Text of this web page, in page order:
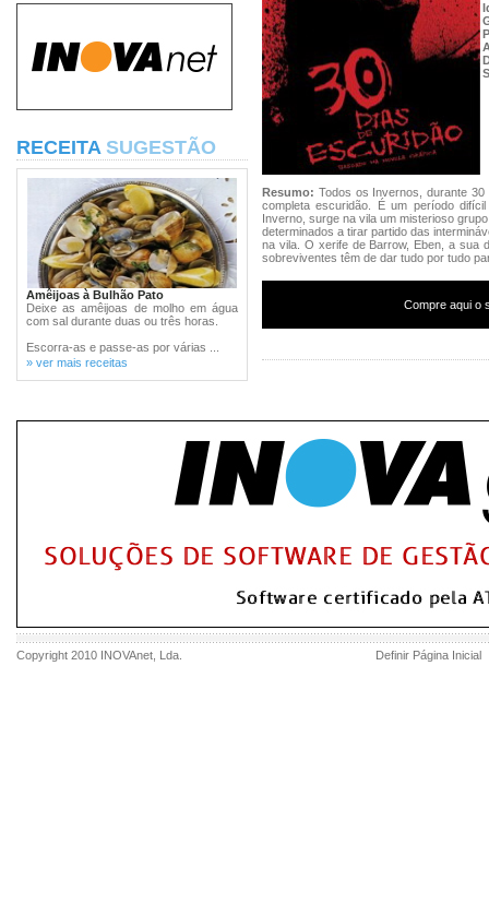
RECEITA SUGESTÃO
Amêijoas à Bulhão Pato
Deixe as amêijoas de molho em água
com sal durante duas ou três horas.
Escorra-as e passe-as por várias ...
» ver mais receitas
Resumo: Todos os Invernos, durante
completa escuridão. É um período
Inverno, surge na vila um misterioso
determinados a tirar partido das
na vila. O xerife de Barrow, Eben, a sua
sobreviventes têm de dar tudo por tudo
Compre aqui o
Copyright 2010 INOVAnet , Lda. Definir Página Inicial